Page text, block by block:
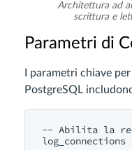
Architettura ad
scrittura e
Parametri di
I parametri chiave
PostgreSQL
-- Abilita la
log_connections